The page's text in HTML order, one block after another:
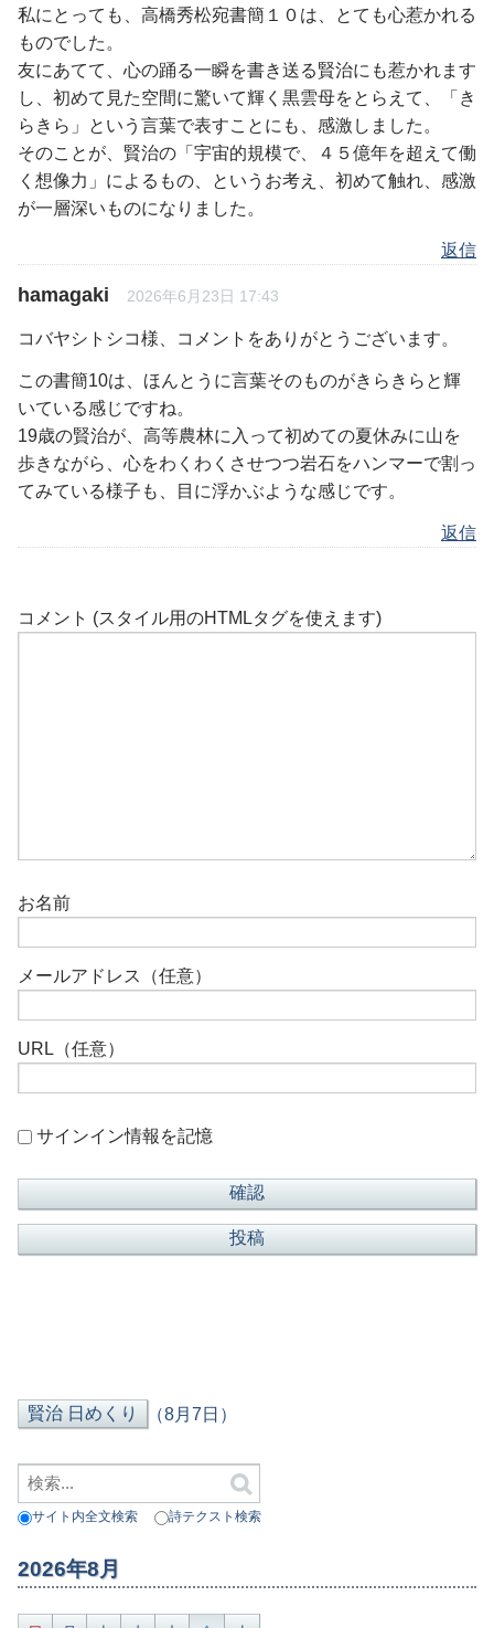
私にとっても、高橋秀松宛書簡１０は、とても心惹かれる
ものでした。
友にあてて、心の踊る一瞬を書き送る賢治にも惹かれます
し、初めて見た空間に驚いて輝く黒雲母をとらえて、「き
らきら」という言葉で表すことにも、感激しました。
そのことが、賢治の「宇宙的規模で、４５億年を超えて働
く想像力」によるもの、というお考え、初めて触れ、感激
が一層深いものになりました。
返信
hamagaki 2026年6月23日 17:43
コバヤシトシコ様、コメントをありがとうございます。
この書簡10は、ほんとうに言葉そのものがきらきらと輝
いている感じですね。
19歳の賢治が、高等農林に入って初めての夏休みに山を
歩きながら、心をわくわくさせつつ岩石をハンマーで割っ
てみている様子も、目に浮かぶような感じです。
返信
コメント (スタイル用のHTMLタグを使えます)
お名前
メールアドレス（任意）
URL（任意）
サインイン情報を記憶
（8月7日）
サイト内全文検索 詩テクスト検索
2026年8月